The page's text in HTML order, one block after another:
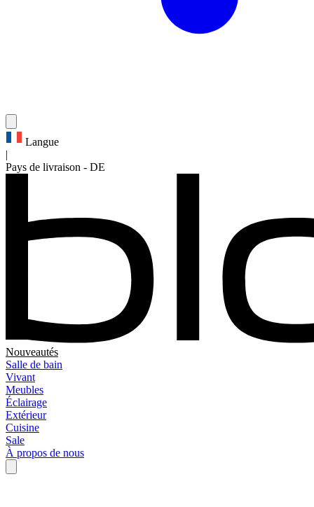
Langue
Pays de livraison - DE
Nouveautés
Salle de bain
Vivant
Meubles
Éclairage
Extérieur
Cuisine
Sale
À propos de nous